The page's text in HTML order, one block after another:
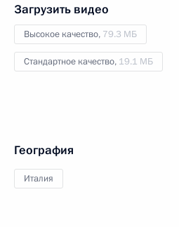
Загрузить видео
Высокое качество, 79.3 МБ
Стандартное качество, 19.1 МБ
География
Италия